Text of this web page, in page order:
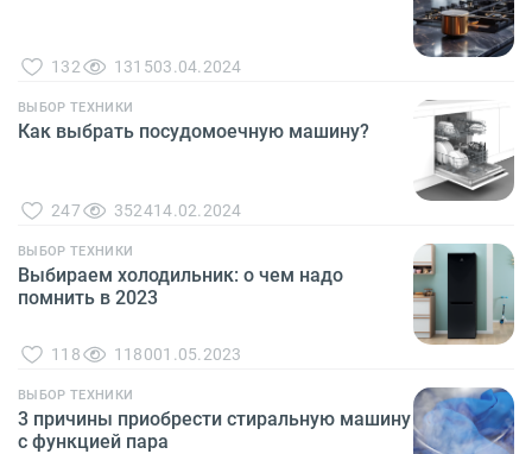
132 131503.04.2024
ВЫБОР ТЕХНИКИ
Как выбрать посудомоечную машину?
247 352414.02.2024
ВЫБОР ТЕХНИКИ
Выбираем холодильник: о чем надо
помнить в 2023
118 118001.05.2023
ВЫБОР ТЕХНИКИ
3 причины приобрести стиральную машину
с функцией пара